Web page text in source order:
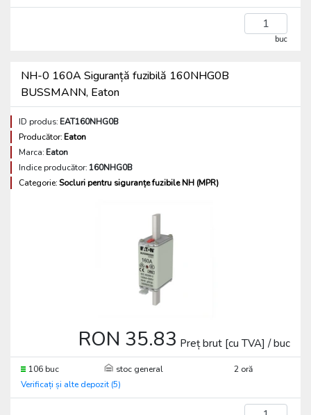
buc
NH-0 160A Siguranță fuzibilă 160NHG0B
BUSSMANN, Eaton
ID produs:EAT160NHG0B
Producător:Eaton
Marca:Eaton
Indice producător: 160NHG0B
Categorie:Socluri pentru siguranțe fuzibile NH (MPR)
RON 35.83 Preț brut [cu TVA] / buc
106 buc stoc general
2 oră
Verificați și alte depozit (5)